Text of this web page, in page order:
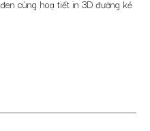
cùng hoạ tiết in 3D đường kẻ